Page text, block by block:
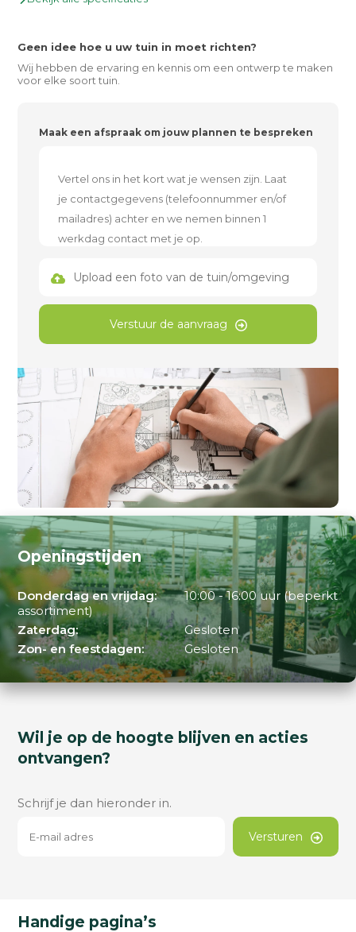
Geen idee hoe u uw tuin in moet richten?
Wij hebben de ervaring en kennis om een ontwerp te maken
voor elke soort tuin.
Maak een afspraak om jouw plannen te bespreken
Upload een foto van de tuin/omgeving
Verstuur de aanvraag
Openingstijden
Donderdag en vrijdag:
10:00 - 16:00 uur (beperkt
assortiment)
Zaterdag:
Gesloten
Zon- en feestdagen:
Gesloten
Wil je op de hoogte blijven en acties
ontvangen?
Schrijf je dan hieronder in.
Versturen
Handige pagina’s